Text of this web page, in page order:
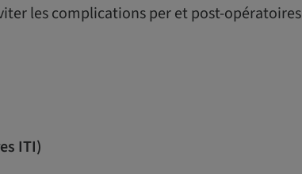
les complications per et post-opératoires
ITI)